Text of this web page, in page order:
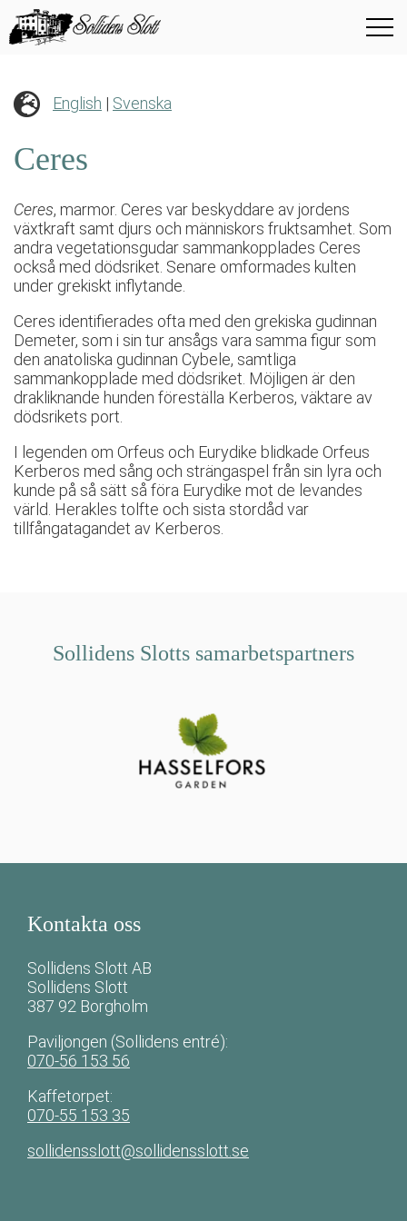
English | Svenska
Ceres
Ceres, marmor. Ceres var beskyddare av jordens
växtkraft samt djurs och människors fruktsamhet. Som
andra vegetationsgudar sammankopplades Ceres
också med dödsriket. Senare omformades kulten
under grekiskt inflytande.
Ceres identifierades ofta med den grekiska gudinnan
Demeter, som i sin tur ansågs vara samma figur som
den anatoliska gudinnan Cybele, samtliga
sammankopplade med dödsriket. Möjligen är den
drakliknande hunden föreställa Kerberos, väktare av
dödsrikets port.
I legenden om Orfeus och Eurydike blidkade Orfeus
Kerberos med sång och strängaspel från sin lyra och
kunde på så sätt så föra Eurydike mot de levandes
värld. Herakles tolfte och sista stordåd var
tillfångatagandet av Kerberos.
Sollidens Slotts samarbetspartners
Kontakta oss
Sollidens Slott AB
Sollidens Slott
387 92 Borgholm
Paviljongen (Sollidens entré):
070-56 153 56
Kaffetorpet:
070-55 153 35
sollidensslott@sollidensslott.se